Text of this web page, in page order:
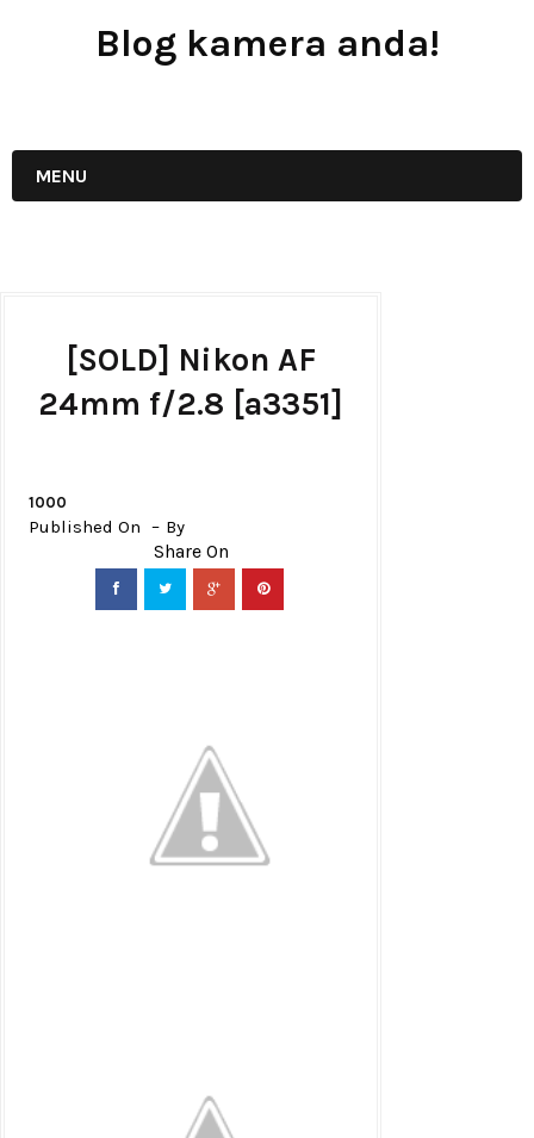
Blog kamera anda!
MENU
[SOLD] Nikon AF
24mm f/2.8 [a3351]
1000
Published On By